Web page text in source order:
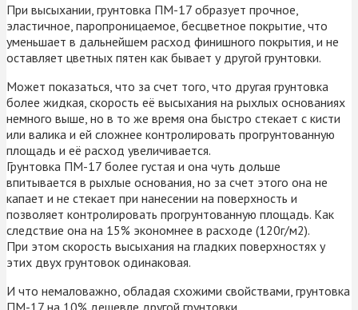
При высыхании, грунтовка ПМ-17 образует прочное,
эластичное, паропроницаемое, бесцветное покрытие, что
уменьшает в дальнейшем расход финишного покрытия, и не
оставляет цветных пятен как бывает у другой грунтовки.
Может показаться, что за счет того, что другая грунтовка
более жидкая, скорость её высыхания на рыхлых основаниях
немного выше, но в то же время она быстро стекает с кисти
или валика и ей сложнее контролировать прогрунтованную
площадь и её расход увеличивается.
Грунтовка ПМ-17 более густая и она чуть дольше
впитывается в рыхлые основания, но за счет этого она не
капает и не стекает при нанесении на поверхность и
позволяет контролировать прогрунтованную площадь. Как
следствие она на 15% экономнее в расходе (120г/м2).
При этом скорость высыхания на гладких поверхностях у
этих двух грунтовок одинаковая.
И что немаловажно, обладая схожими свойствами, грунтовка
ПМ-17 на 10% дешевле другой грунтовки.